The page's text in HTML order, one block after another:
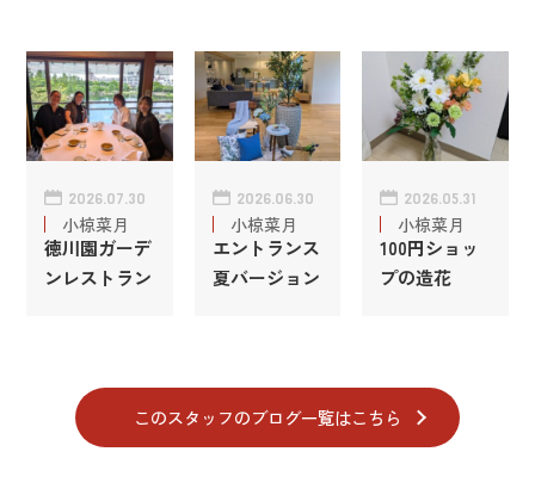
2026.07.30
小椋菜月
徳川園ガーデ
ンレストラン
2026.06.30
小椋菜月
エントランス
夏バージョン
2026.05.31
小椋菜月
100円ショッ
プの造花
このスタッフのブログ一覧はこちら